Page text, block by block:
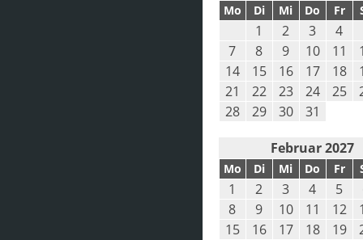
Mo Di Mi Do Fr
1 2 3 4
7
8 9 10 11
14
15 16 17 18
21
22 23 24 25
28
29 30 31
Februar 2027
Mo Di Mi Do Fr
1 2 3 4 5
8
9 10 11 12
15
16 17 18 19